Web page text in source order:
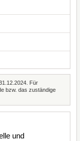
Für
bzw. das zuständige
und